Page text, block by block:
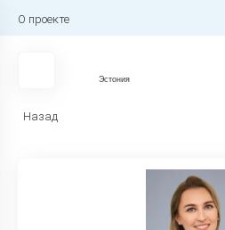
О проекте
Эстония
Назад